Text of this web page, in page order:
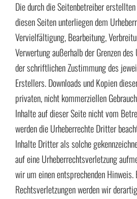
Die durch die Seitenbetreiber
diesen Seiten unterliegen dem
Vervielfältigung, Bearbeitung,
Verwertung außerhalb der Grenzen
der schriftlichen Zustimmung des
Erstellers. Downloads und Kopien
privaten, nicht kommerziellen
Inhalte auf dieser Seite nicht vom
werden die Urheberrechte Dritter
Inhalte Dritter als solche
auf eine Urheberrechtsverletzung
wir um einen entsprechenden Hinweis.
Rechtsverletzungen werden wir